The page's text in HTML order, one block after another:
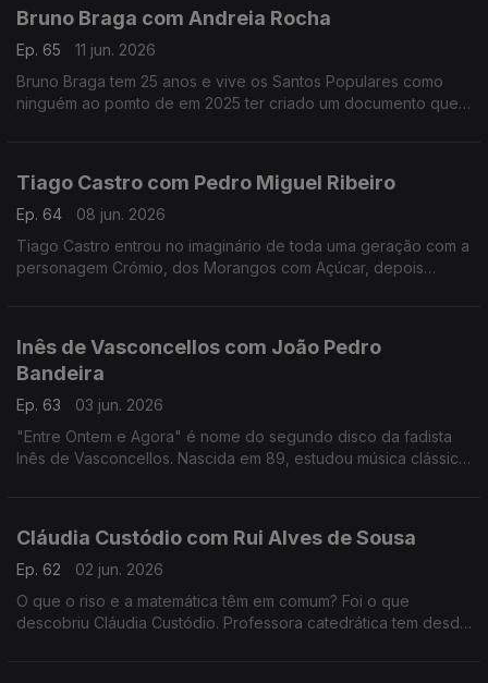
Bruno Braga com Andreia Rocha
Ep. 65
11 jun. 2026
Bruno Braga tem 25 anos e vive os Santos Populares como
ninguém ao pomto de em 2025 ter criado um documento que
Tiago Castro com Pedro Miguel Ribeiro
Ep. 64
08 jun. 2026
Tiago Castro entrou no imaginário de toda uma geração com a
personagem Crómio, dos Morangos com Açúcar, depois
Inês de Vasconcellos com João Pedro
Bandeira
Ep. 63
03 jun. 2026
"Entre Ontem e Agora" é nome do segundo disco da fadista
Inês de Vasconcellos. Nascida em 89, estudou música clássica,
Cláudia Custódio com Rui Alves de Sousa
Ep. 62
02 jun. 2026
O que o riso e a matemática têm em comum? Foi o que
descobriu Cláudia Custódio. Professora catedrática tem desde